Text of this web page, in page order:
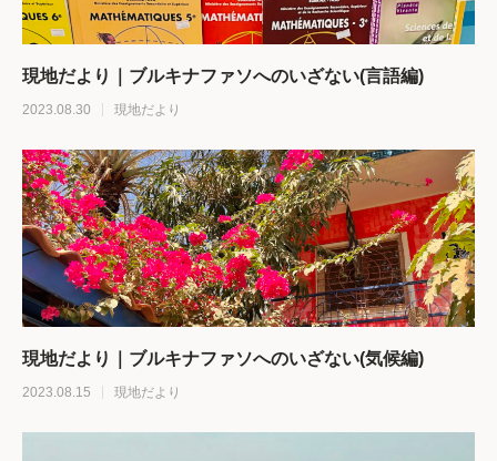
現地だより｜ブルキナファソへのいざない(言語編)
2023.08.30 現地だより
現地だより｜ブルキナファソへのいざない(気候編)
2023.08.15 現地だより